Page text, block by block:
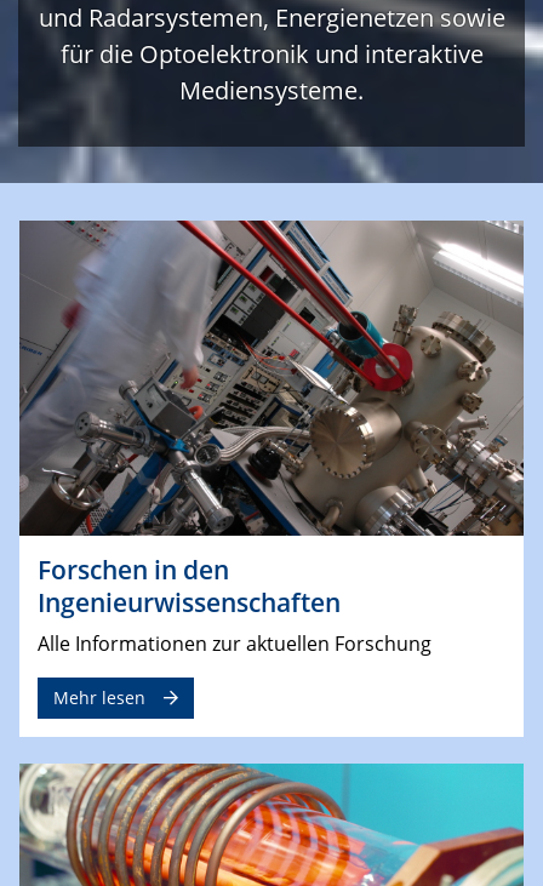
und Radarsystemen, Energienetzen sowie
für die Optoelektronik und interaktive
Mediensysteme.​
Forschen in den
Ingenieurwissenschaften
Alle Informationen zur aktuellen Forschung
Mehr lesen